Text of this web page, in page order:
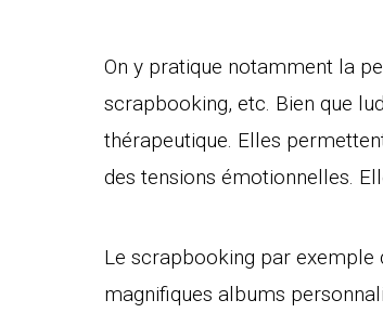
On y pratique notamment la
scrapbooking, etc. Bien que
thérapeutique. Elles
des tensions émotionnelles.
Le scrapbooking par exemple
magnifiques albums